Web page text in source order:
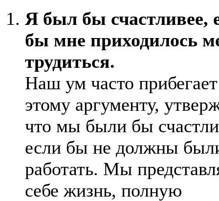
Я был бы счастливее,
бы мне приходилось
трудиться.
Наш ум часто
этому аргументу,
что мы были бы
если бы не должны
работать. Мы
себе жизнь, полную